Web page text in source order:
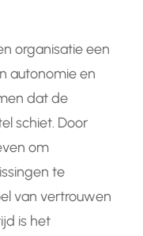
organisatie een
autonomie en
dat de
schiet. Door
om
te
van vertrouwen
is het